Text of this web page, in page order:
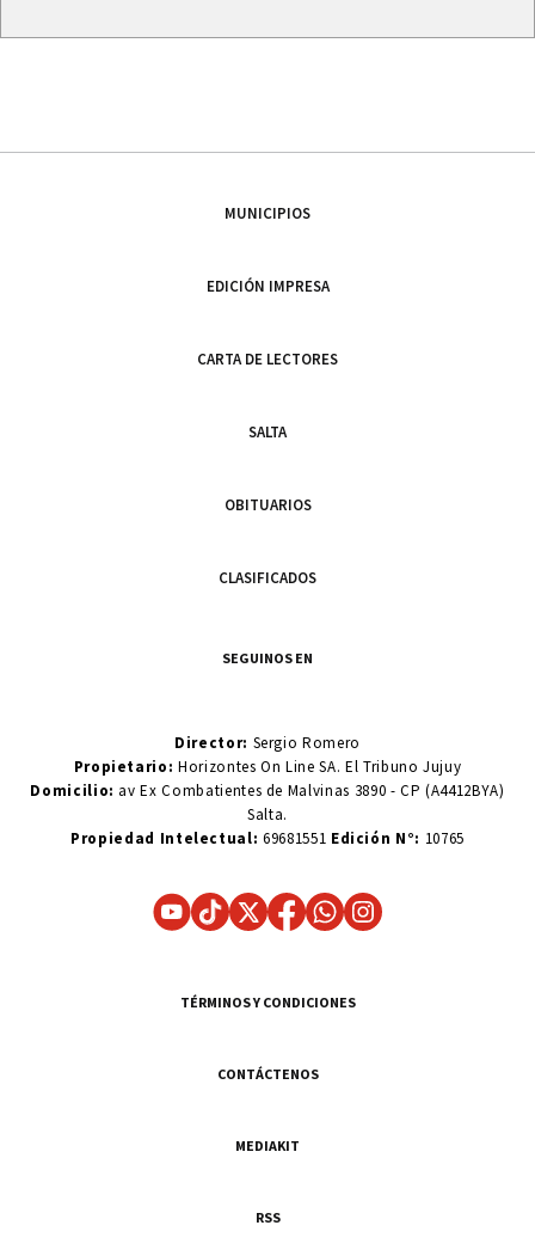
MUNICIPIOS
EDICIÓN IMPRESA
CARTA DE LECTORES
SALTA
OBITUARIOS
CLASIFICADOS
SEGUINOS EN
Director: Sergio Romero
Propietario:Horizontes On Line SA. El Tribuno Jujuy
Domicilio: av Ex Combatientes de Malvinas 3890 - CP (A4412BYA)
Salta.
Propiedad Intelectual: 69681551 Edición N°: 10765
TÉRMINOS Y CONDICIONES
CONTÁCTENOS
MEDIAKIT
RSS